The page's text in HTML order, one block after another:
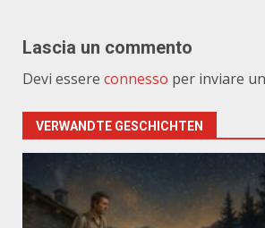
Lascia un commento
Devi essere connesso per inviare
VERWANDTE GESCHICHTEN